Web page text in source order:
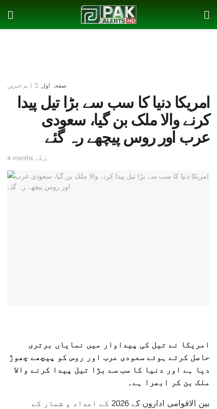
صفحہ اول اہم خبریں
امریکا دنیا کا سب سے بڑا تیل پیدا
کرنے والا ملک بن گیا، سعودی
عرب اور روس پیچھے رہ گئے
4 months پہلے
امریکا نے تیل کی پیداوار میں نمایاں برتری
حاصل کرتے ہوئے سعودی عرب اور روس کو پیچھے چھوڑ
دیا ہے اور دنیا کا سب سے بڑا تیل پیدا کرنے والا
ملک بن کر ابھرا ہے۔
بین الاقوامی اداروں کے 2026 کے اعداد و شمار کے